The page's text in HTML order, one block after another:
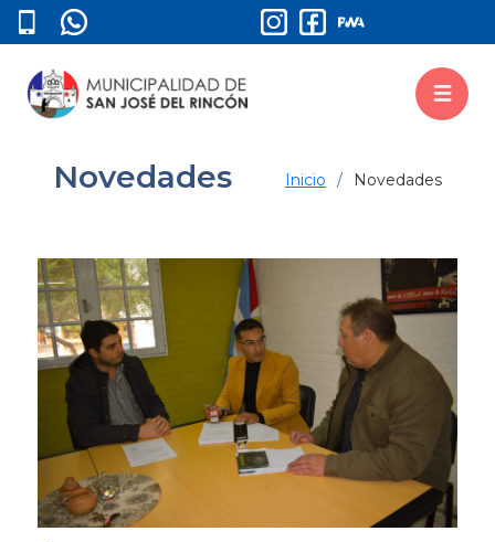
Novedades Inicio Novedades